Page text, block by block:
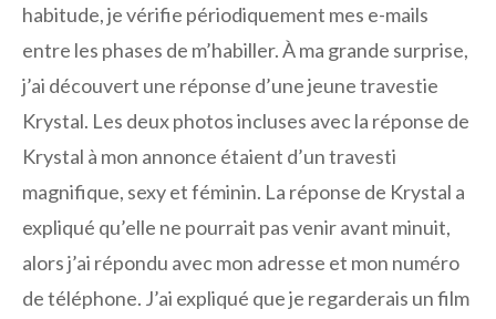
habitude, je vérifie périodiquement mes e-mails
entre les phases de m’habiller. À ma grande surprise,
j’ai découvert une réponse d’une jeune travestie
Krystal. Les deux photos incluses avec la réponse de
Krystal à mon annonce étaient d’un travesti
magnifique, sexy et féminin. La réponse de Krystal a
expliqué qu’elle ne pourrait pas venir avant minuit,
alors j’ai répondu avec mon adresse et mon numéro
de téléphone. J’ai expliqué que je regarderais un film